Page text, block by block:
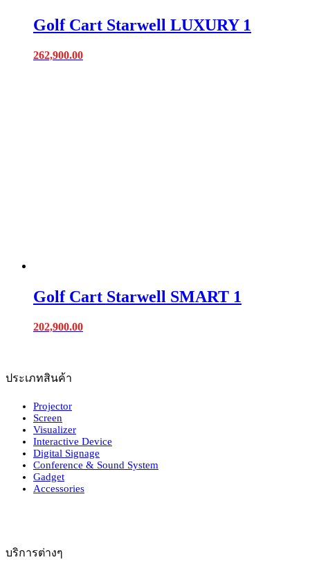
Golf Cart Starwell LUXURY 1
262,900.00
Golf Cart Starwell SMART 1
202,900.00
ประเภทสินค้า
Projector
Screen
Visualizer
Interactive Device
Digital Signage
Conference & Sound System
Gadget
Accessories
บริการต่างๆ